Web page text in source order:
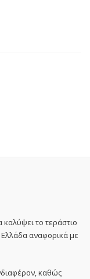
το τεράστιο
αναφορικά με
καθώς